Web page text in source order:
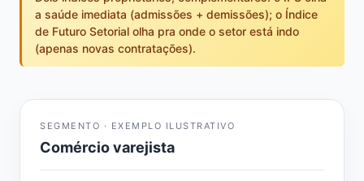
a saúde imediata (admissões + demissões); o Índice
de Futuro Setorial olha pra onde o setor está indo
(apenas novas contratações).
SEGMENTO · EXEMPLO ILUSTRATIVO
Comércio varejista